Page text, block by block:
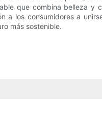
que combina belleza y
a los consumidores a
más sostenible.